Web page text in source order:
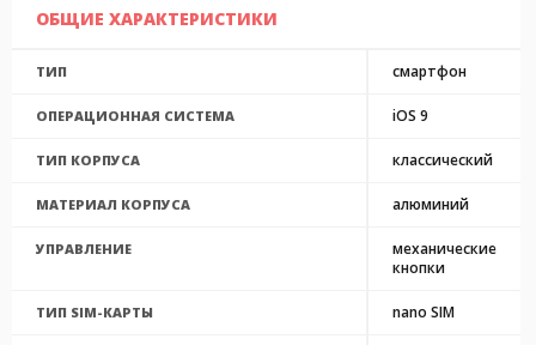
ОБЩИЕ ХАРАКТЕРИСТИКИ
ТИП смартфон
ОПЕРАЦИОННАЯ СИСТЕМА iOS 9
ТИП КОРПУСА классический
МАТЕРИАЛ КОРПУСА алюминий
УПРАВЛЕНИЕ
механические
кнопки
ТИП SIM-КАРТЫ nano SIM